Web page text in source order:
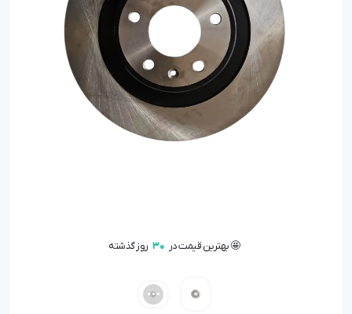
🤩 بهترین قیمت در 30 روز گذشته
🤩 بهترین قیمت در
30 روز گذشته